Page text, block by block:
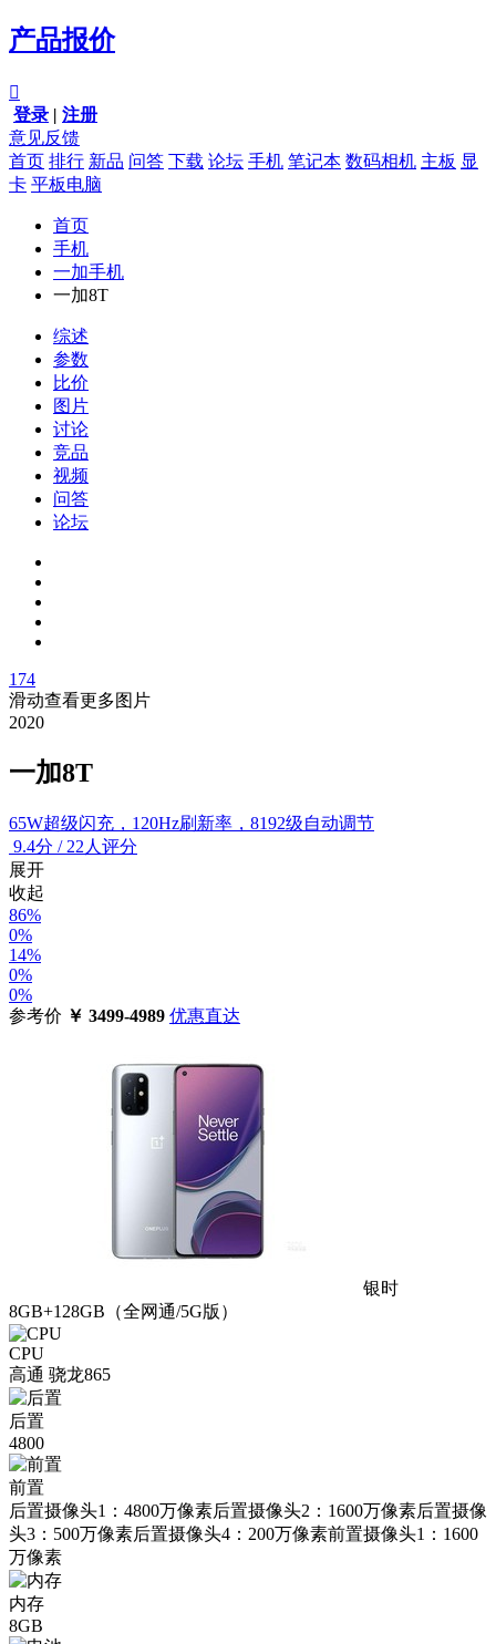
产品报价

登录 | 注册
意见反馈
首页 排行 新品 问答 下载 论坛 手机 笔记本 数码相机 主板 显
卡 平板电脑
首页
手机
一加手机
一加8T
综述
参数
比价
图片
讨论
竞品
视频
问答
论坛
174
滑动查看更多图片
2020
一加8T
65W超级闪充，120Hz刷新率，8192级自动调节
9.4分 / 22人评分
展开
收起
86%
0%
14%
0%
0%
参考价 ￥ 3499-4989 优惠直达
银时
8GB+128GB（全网通/5G版）
CPU
高通 骁龙865
后置
4800
前置
后置摄像头1：4800万像素后置摄像头2：1600万像素后置摄像
头3：500万像素后置摄像头4：200万像素前置摄像头1：1600
万像素
内存
8GB